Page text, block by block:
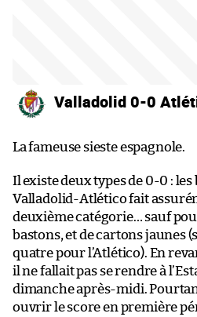
Valladolid 0-0
La fameuse sieste espagnole.
Il existe deux types de 0-0 : les
Valladolid-Atlético fait
deuxième catégorie… sauf
bastons, et de cartons jaunes
quatre pour l’Atlético). En
il ne fallait pas se rendre à
dimanche après-midi.
ouvrir le score en première